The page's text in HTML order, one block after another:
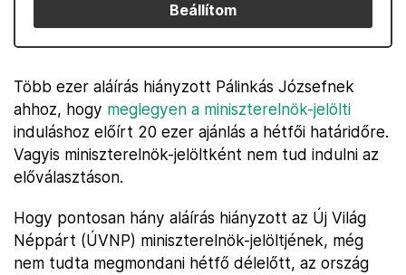
Beállítom
Több ezer aláírás hiányzott Pálinkás Józsefnek
ahhoz, hogy meglegyen a miniszterelnök-jelölti
induláshoz előírt 20 ezer ajánlás a hétfői határidőre.
Vagyis miniszterelnök-jelöltként nem tud indulni az
előválasztáson.
Hogy pontosan hány aláírás hiányzott az Új Világ
Néppárt (ÚVNP) miniszterelnök-jelöltjének, még
nem tudta megmondani hétfő délelőtt, az ország